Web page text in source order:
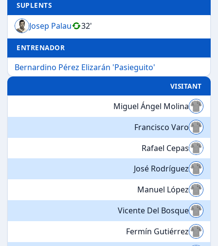
SUPLENTS
Josep Palau 32'
ENTRENADOR
Bernardino Pérez Elizarán 'Pasieguito'
VISITANT
Miguel Ángel Molina
Francisco Varo
Rafael Cepas
José Rodríguez
Manuel López
Vicente Del Bosque
Fermín Gutiérrez